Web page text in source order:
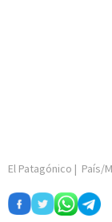
El Patagónico | País/